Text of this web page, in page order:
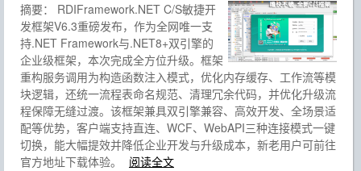
摘要： RDIFramework.NET C/S敏捷开
发框架V6.3重磅发布，作为全网唯一支
持.NET Framework与.NET8+双引擎的
企业级框架，本次完成全方位升级。框架
重构服务调用为构造函数注入模式，优化内存缓存、工作流等模
块逻辑，还统一流程表命名规范、清理冗余代码，并优化升级流
程保障无缝过渡。该框架兼具双引擎兼容、高效开发、全场景适
配等优势，客户端支持直连、WCF、WebAPI三种连接模式一键
切换，能大幅提效并降低企业开发与升级成本，新老用户可前往
官方地址下载体验。
阅读全文